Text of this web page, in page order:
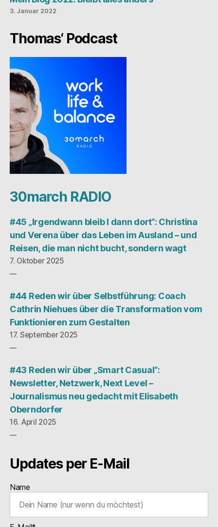
3. Januar 2022
Thomas‘ Podcast
30march RADIO
#45 „Irgendwann bleib I dann dort“: Christina
und Verena über das Leben im Ausland – und
Reisen, die man nicht bucht, sondern wagt
7. Oktober 2025
#44 Reden wir über Selbstführung: Coach
Cathrin Niehues über die Transformation vom
Funktionieren zum Gestalten
17. September 2025
#43 Reden wir über „Smart Casual“:
Newsletter, Netzwerk, Next Level –
Journalismus neu gedacht mit Elisabeth
Oberndorfer
16. April 2025
Updates per E-Mail
Name